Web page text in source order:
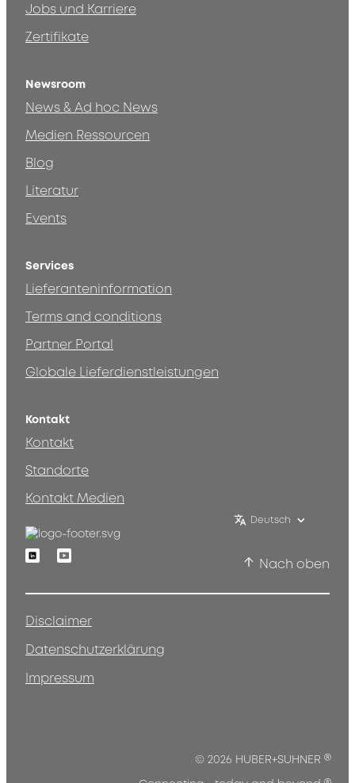
Jobs und Karriere
Zertifikate
Newsroom
News & Ad hoc News
Medien Ressourcen
Blog
Literatur
Events
Services
Lieferanteninformation
Terms and conditions
Partner Portal
Globale Lieferdienstleistungen
Kontakt
Kontakt
Standorte
Kontakt Medien
Deutsch
LinkedinYoutube
Nach oben
Disclaimer
Datenschutzerklärung
Impressum
© 2026 HUBER+SUHNER ®